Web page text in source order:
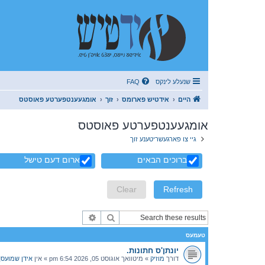
שנעלע לינקס FAQ
היים אידטיש פארומס זוך אומגעענטפערטע פאוסטס
אומגעענטפערטע פאוסטס
גיי צו פארגעשריטענע זוך
ברוכים הבאים ארום דעם טישל
זוך
טעמעס
יונתן'ס חתונות.
דורך מוזיק » מיטוואך אוגוסט 05, 2026 6:54 pm » אין אידן שמועסן